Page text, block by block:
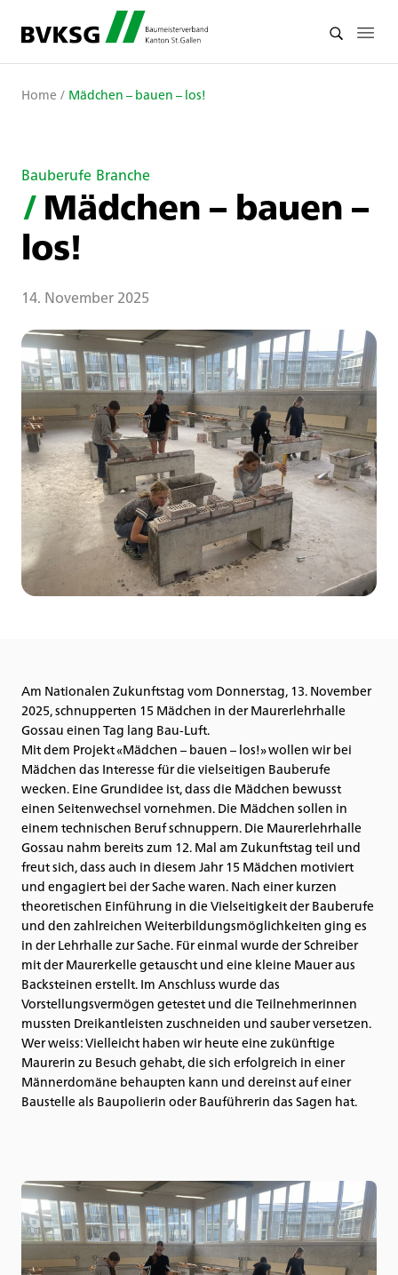
Home / Mädchen – bauen – los!
Bauberufe Branche
/Mädchen – bauen –
los!
14. November 2025
Am Nationalen Zukunftstag vom Donnerstag, 13. November
2025, schnupperten 15 Mädchen in der Maurerlehrhalle
Gossau einen Tag lang Bau-Luft.
Mit dem Projekt «Mädchen – bauen – los!» wollen wir bei
Mädchen das Interesse für die vielseitigen Bauberufe
wecken. Eine Grundidee ist, dass die Mädchen bewusst
einen Seitenwechsel vornehmen. Die Mädchen sollen in
einem technischen Beruf schnuppern. Die Maurerlehrhalle
Gossau nahm bereits zum 12. Mal am Zukunftstag teil und
freut sich, dass auch in diesem Jahr 15 Mädchen motiviert
und engagiert bei der Sache waren. Nach einer kurzen
theoretischen Einführung in die Vielseitigkeit der Bauberufe
und den zahlreichen Weiterbildungsmöglichkeiten ging es
in der Lehrhalle zur Sache. Für einmal wurde der Schreiber
mit der Maurerkelle getauscht und eine kleine Mauer aus
Backsteinen erstellt. Im Anschluss wurde das
Vorstellungsvermögen getestet und die Teilnehmerinnen
mussten Dreikantleisten zuschneiden und sauber versetzen.
Wer weiss: Vielleicht haben wir heute eine zukünftige
Maurerin zu Besuch gehabt, die sich erfolgreich in einer
Männerdomäne behaupten kann und dereinst auf einer
Baustelle als Baupolierin oder Bauführerin das Sagen hat.